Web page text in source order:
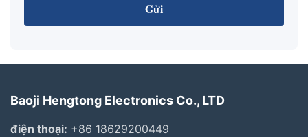
Gửi
Baoji Hengtong Electronics Co., LTD
điện thoại: +86 18629200449